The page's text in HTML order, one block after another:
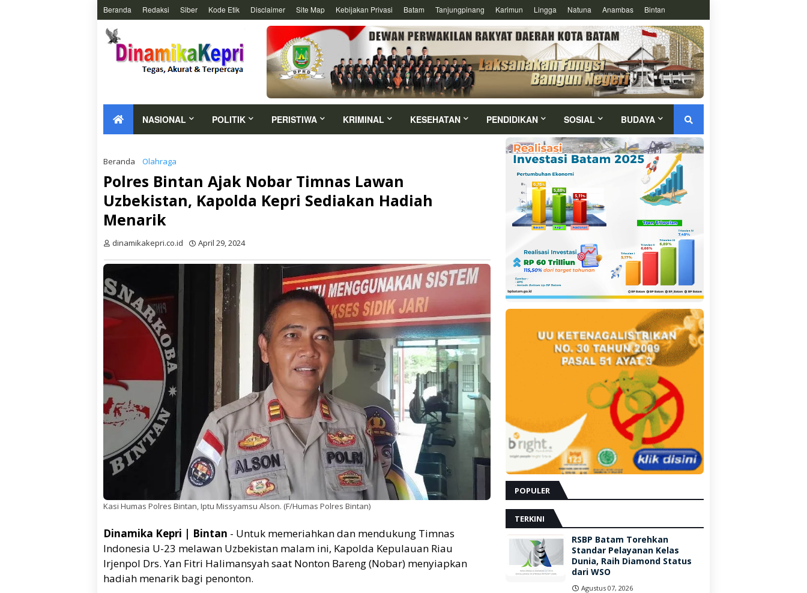
Beranda Redaksi Siber Kode Etik Disclaimer Site Map Kebijakan Privasi Batam Tanjungpinang Karimun Lingga Natuna Anambas Bintan
NASIONAL POLITIK PERISTIWA KRIMINAL KESEHATAN PENDIDIKAN SOSIAL BUDAYA
Beranda Olahraga
Polres Bintan Ajak Nobar Timnas Lawan
Uzbekistan, Kapolda Kepri Sediakan Hadiah
Menarik
dinamikakepri.co.id April 29, 2024
Kasi Humas Polres Bintan, Iptu Missyamsu Alson. (F/Humas Polres Bintan)
Dinamika Kepri | Bintan - Untuk memeriahkan dan mendukung Timnas
Indonesia U-23 melawan Uzbekistan malam ini, Kapolda Kepulauan Riau
Irjenpol Drs. Yan Fitri Halimansyah saat Nonton Bareng (Nobar) menyiapkan
hadiah menarik bagi penonton.
POPULER
TERKINI
RSBP Batam Torehkan
Standar Pelayanan Kelas
Dunia, Raih Diamond Status
dari WSO
Agustus 07, 2026